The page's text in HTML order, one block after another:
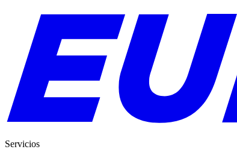
Servicios